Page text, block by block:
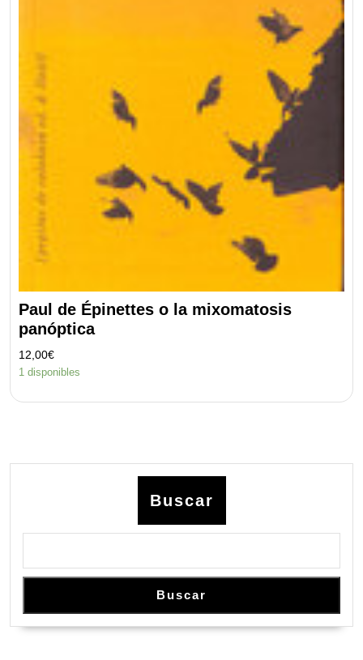
Paul de Épinettes o la mixomatosis
panóptica
12,00€
1 disponibles
Buscar
Buscar